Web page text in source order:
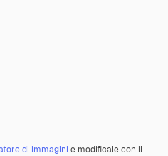
di immagini e modificale con il